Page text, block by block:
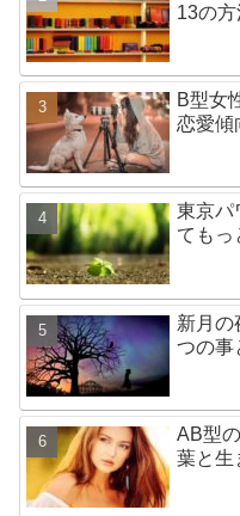
13の
B型女
恋愛傾
東京パ
てもっ
新月の
つの事
AB型
葉と生